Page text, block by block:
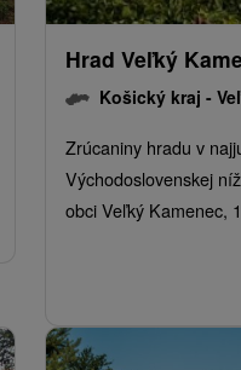
Hrad Veľký
Košický kraj -
Zrúcaniny hradu v
Východoslovenskej
obci Veľký Kamenec,